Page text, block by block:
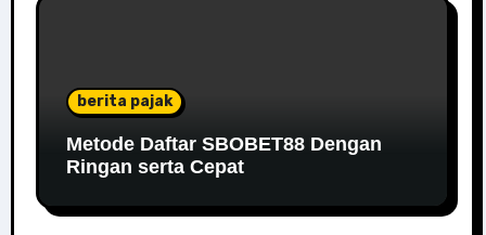
berita pajak
Metode Daftar SBOBET88 Dengan
Ringan serta Cepat